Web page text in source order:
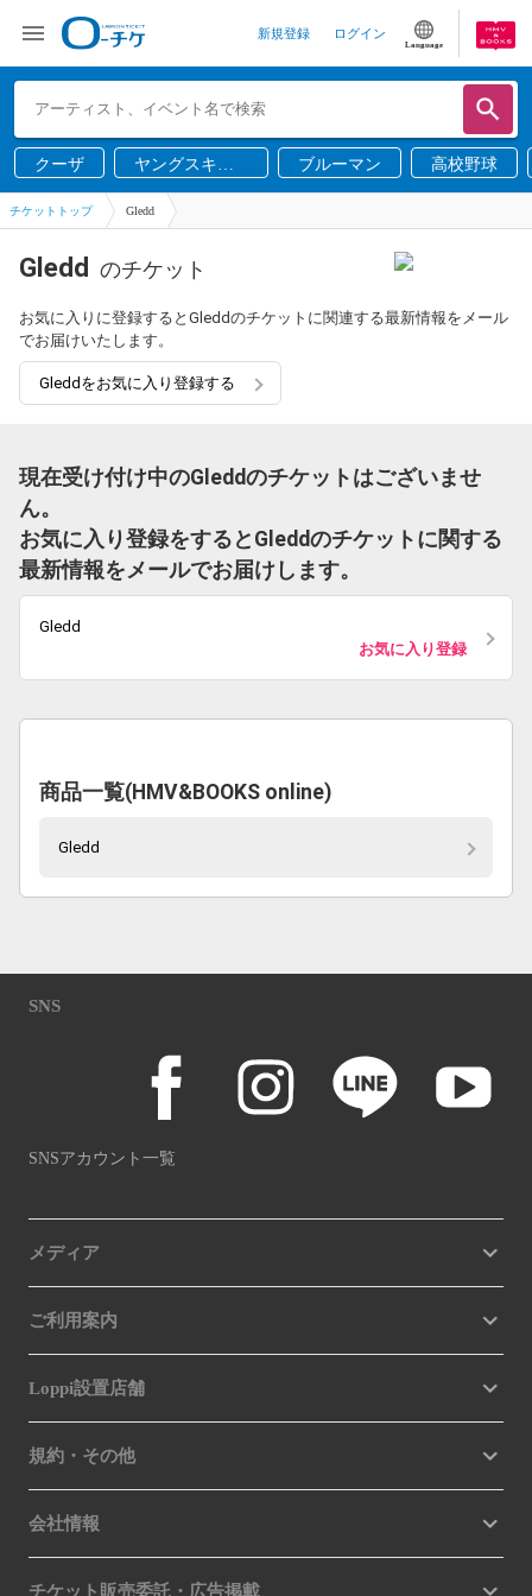
新規登録 ログイン
Language
クーザ
ヤングスキニ
ー
ブルーマン 高校野球
チケットトップ Gledd
Gledd のチケット
お気に入りに登録するとGleddのチケットに関連する最新情報をメール
でお届けいたします。
Gleddをお気に入り登録する
現在受け付け中のGleddのチケットはございませ
ん。
お気に入り登録をするとGleddのチケットに関する
最新情報をメールでお届けします。
Gledd
お気に入り登録
商品一覧(HMV&BOOKS online)
Gledd
SNS
SNSアカウント一覧
メディア
ご利用案内
Loppi設置店舗
規約・その他
会社情報
チケット販売委託・広告掲載